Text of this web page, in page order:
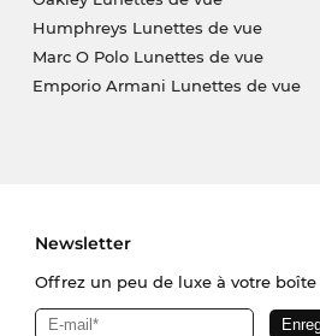
Humphreys Lunettes de vue
Marc O Polo Lunettes de vue
Emporio Armani Lunettes de vue
Newsletter
Offrez un peu de luxe à votre